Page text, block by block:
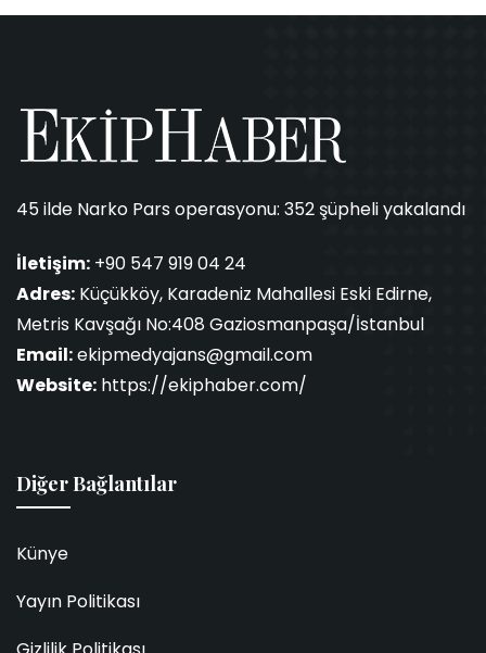
45 ilde Narko Pars operasyonu: 352 şüpheli yakalandı
İletişim: +90 547 919 04 24
Adres: Küçükköy, Karadeniz Mahallesi Eski Edirne,
Metris Kavşağı No:408 Gaziosmanpaşa/İstanbul
Email:ekipmedyajans@gmail.com
Website: https://ekiphaber.com/
Diğer Bağlantılar
Künye
Yayın Politikası